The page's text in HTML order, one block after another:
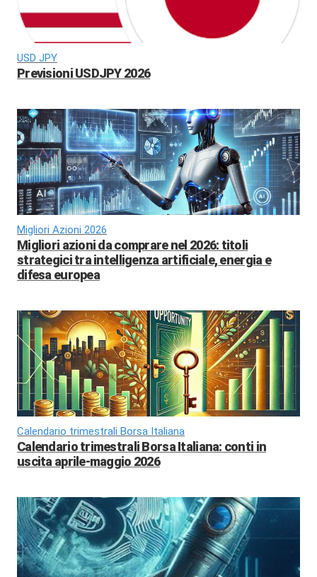
USD JPY
Previsioni USDJPY 2026
Migliori Azioni 2026
Migliori azioni da comprare nel 2026: titoli
strategici tra intelligenza artificiale, energia e
difesa europea
Calendario trimestrali Borsa Italiana
Calendario trimestrali Borsa Italiana: conti in
uscita aprile-maggio 2026